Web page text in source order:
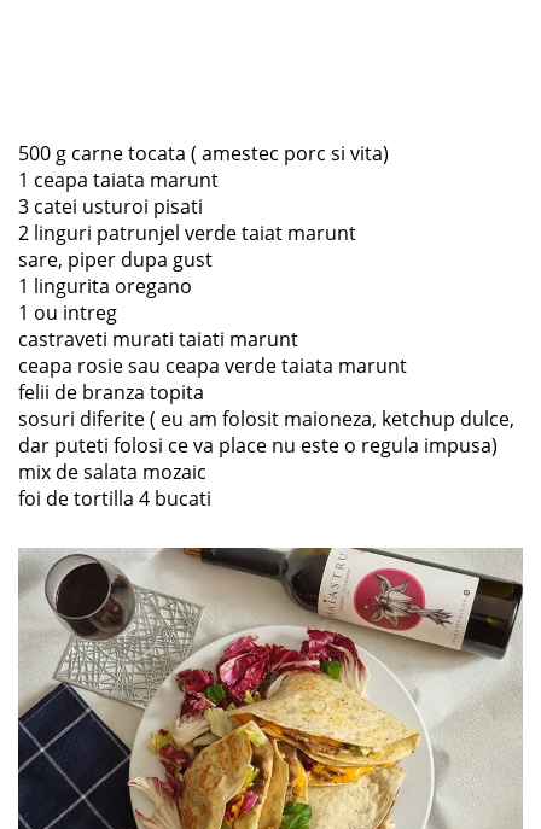
500 g carne tocata ( amestec porc si vita)
1 ceapa taiata marunt
3 catei usturoi pisati
2 linguri patrunjel verde taiat marunt
sare, piper dupa gust
1 lingurita oregano
1 ou intreg
castraveti murati taiati marunt
ceapa rosie sau ceapa verde taiata marunt
felii de branza topita
sosuri diferite ( eu am folosit maioneza, ketchup dulce,
dar puteti folosi ce va place nu este o regula impusa)
mix de salata mozaic
foi de tortilla 4 bucati